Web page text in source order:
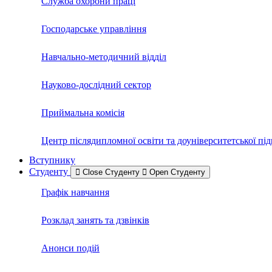
Господарське управління
Навчально-методичний відділ
Науково-дослідний сектор
Приймальна комісія
Центр післядипломної освіти та доуніверситетської
Вступнику
Студенту
Close Студенту Open Студенту
Графік навчання
Розклад занять та дзвінків
Анонси подій